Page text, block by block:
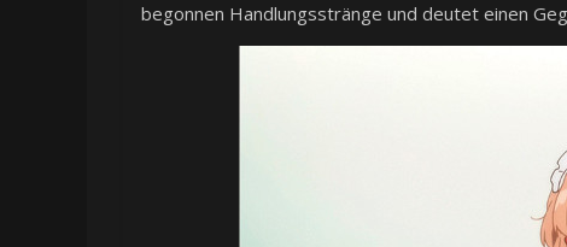
begonnen Handlungsstränge und deutet einen